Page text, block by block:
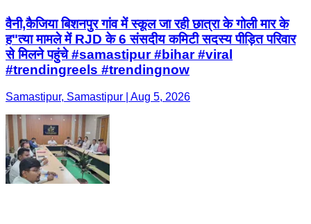
वैनी,कैजिया बिशनपुर गांव में स्कूल जा रही छात्रा के गोली मार के
ह"त्या मामले में RJD के 6 संसदीय कमिटी सदस्य पीड़ित परिवार
से मिलने पहुंचे #samastipur #bihar #viral
#trendingreels #trendingnow
Samastipur, Samastipur | Aug 5, 2026